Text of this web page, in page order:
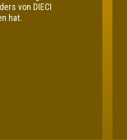
von DIECI
hat.